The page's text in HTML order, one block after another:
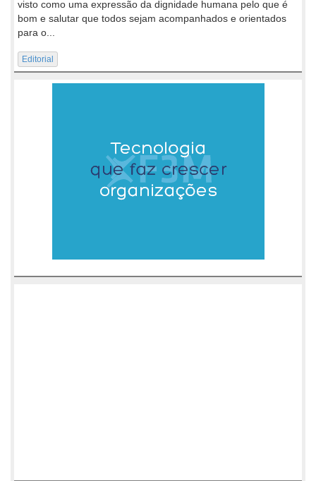
visto como uma expressão da dignidade humana pelo que é
bom e salutar que todos sejam acompanhados e orientados
para o...
Editorial